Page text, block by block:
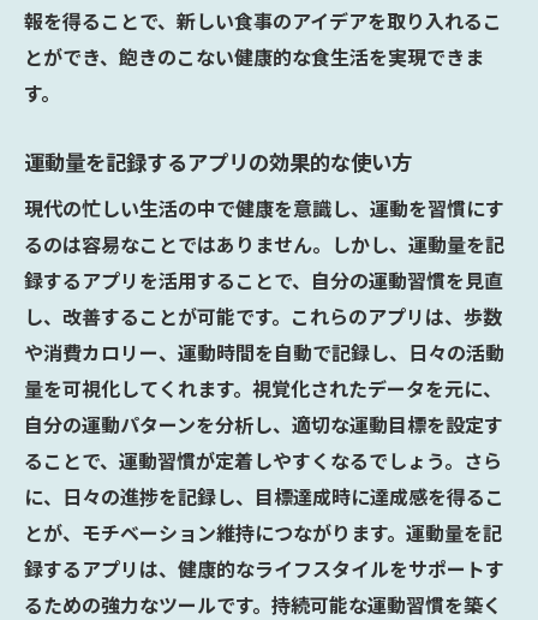
報を得ることで、新しい食事のアイデアを取り入れるこ
とができ、飽きのこない健康的な食生活を実現できま
す。
運動量を記録するアプリの効果的な使い方
現代の忙しい生活の中で健康を意識し、運動を習慣にす
るのは容易なことではありません。しかし、運動量を記
録するアプリを活用することで、自分の運動習慣を見直
し、改善することが可能です。これらのアプリは、歩数
や消費カロリー、運動時間を自動で記録し、日々の活動
量を可視化してくれます。視覚化されたデータを元に、
自分の運動パターンを分析し、適切な運動目標を設定す
ることで、運動習慣が定着しやすくなるでしょう。さら
に、日々の進捗を記録し、目標達成時に達成感を得るこ
とが、モチベーション維持につながります。運動量を記
録するアプリは、健康的なライフスタイルをサポートす
るための強力なツールです。持続可能な運動習慣を築く